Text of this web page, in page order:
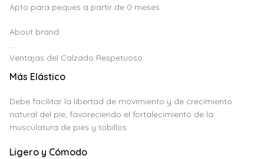
Apto para peques a partir de 0 meses
About brand
.....
Ventajas del Calzado Respetuoso
Más Elástico
Debe facilitar la libertad de movimiento y de crecimiento
natural del pie, favoreciendo el fortalecimiento de la
musculatura de pies y tobillos.
Ligero y Cómodo